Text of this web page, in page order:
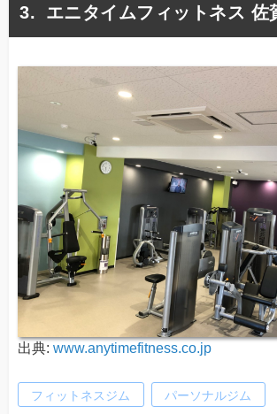
エニタイムフィットネス 佐
出典: www.anytimefitness.co.jp
フィットネスジム パーソナルジム